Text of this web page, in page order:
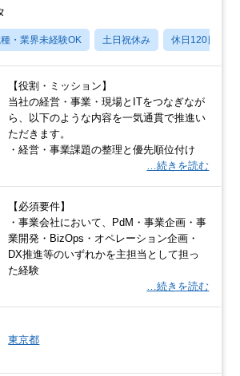
・業界未経験OK 土日祝休み 休日120日以上
【役割・ミッション】
当社の経営・事業・現場とITをつなぎなが
ら、以下のような内容を一気通貫で推進い
ただきます。
・経営・事業課題の整理と優先順位付け
…続きを読む
【必須要件】
・事業会社において、PdM・事業企画・事
業開発・BizOps・オペレーション企画・
DX推進等のいずれかを主担当として担っ
た経験
…続きを読む
東京都